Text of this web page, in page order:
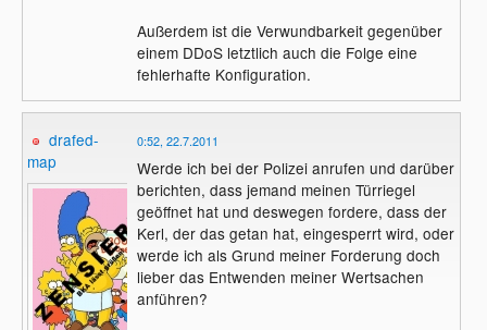
Außerdem ist die Verwundbarkeit gegenüber
einem DDoS letztlich auch die Folge eine
fehlerhafte Konfiguration.
drafed-
map
0:52, 22.7.2011
Werde ich bei der Polizei anrufen und darüber
berichten, dass jemand meinen Türriegel
geöffnet hat und deswegen fordere, dass der
Kerl, der das getan hat, eingesperrt wird, oder
werde ich als Grund meiner Forderung doch
lieber das Entwenden meiner Wertsachen
anführen?